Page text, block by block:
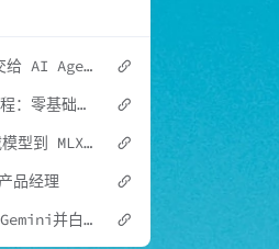
PT Agent：一个能交给 AI Agent 使用的 PT Free 刷流工具
Mac Surge保姆级教程：零基础配置，小白看完必会（附100%可用配置文件）
从 ModelScope下载模型到 MLX 本地推理：Sinong1.0-32B 完整实践指南（Mac）
品经理
10分钟注册Google Gemini并白嫖学生优惠